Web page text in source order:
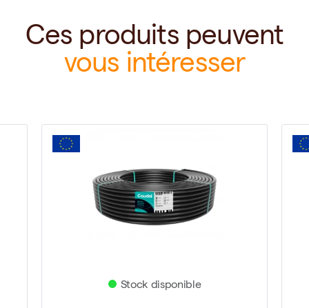
Ces produits peuvent
vous intéresser
Stock disponible